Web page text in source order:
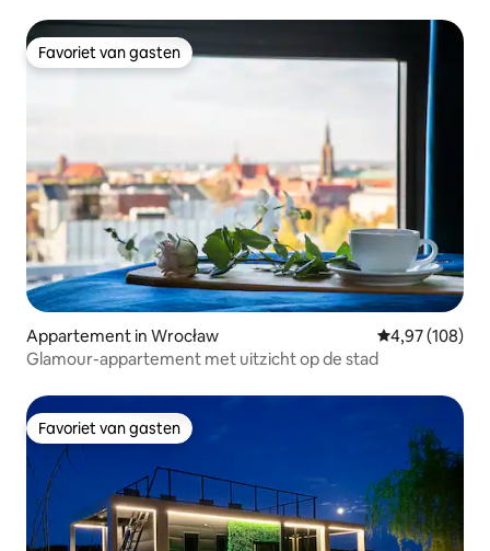
Favoriet van gasten
Favoriet van gasten
Appartement in Wrocław Gemiddelde
4,97 (108)
Glamour-appartement met uitzicht op de stad
Favoriet van gasten
Favoriet van gasten